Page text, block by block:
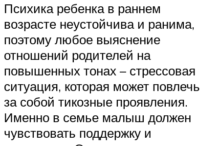
Психика ребенка в раннем
возрасте неустойчива и ранима,
поэтому любое выяснение
отношений родителей на
повышенных тонах – стрессовая
ситуация, которая может повлечь
за собой тикозные проявления.
Именно в семье малыш должен
чувствовать поддержку и